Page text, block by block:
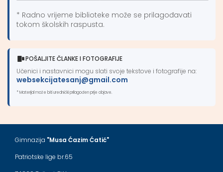
* Radno vrijeme biblioteke može se prilagođavati
tokom školskih raspusta.
POŠALJITE ČLANKE I FOTOGRAFIJE
Učenici i nastavnici mogu slati svoje tekstove i fotografije na:
websekcijatesanj@gmail.com
* Materijal može biti urednički prilagođen prije objave.
Gimnazija "Musa Ćazim Ćatić"
Patriotske lige br.65